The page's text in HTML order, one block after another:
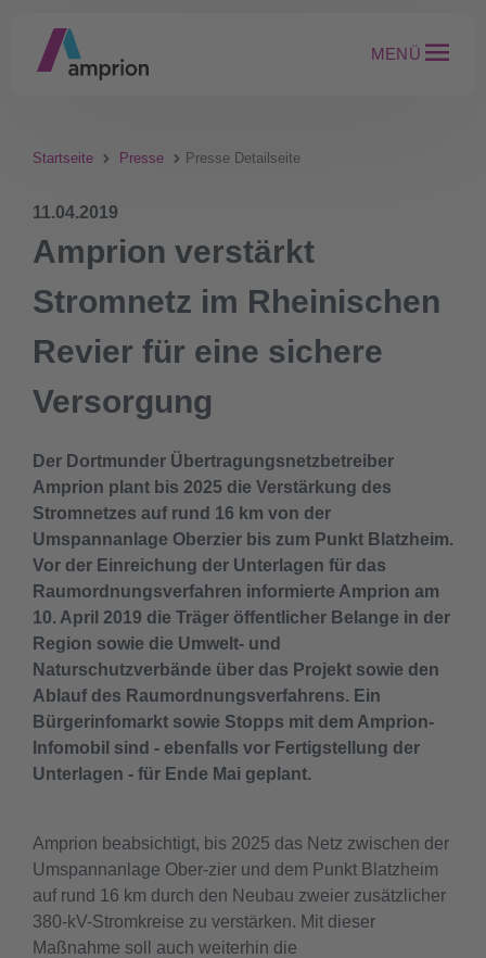
MENÜ
Startseite Presse Presse Detailseite
11.04.2019
Amprion verstärkt
Stromnetz im Rheinischen
Revier für eine sichere
Versorgung
Der Dortmunder Übertragungsnetzbetreiber
Amprion plant bis 2025 die Verstärkung des
Stromnetzes auf rund 16 km von der
Umspannanlage Oberzier bis zum Punkt Blatzheim.
Vor der Einreichung der Unterlagen für das
Raumordnungsverfahren informierte Amprion am
10. April 2019 die Träger öffentlicher Belange in der
Region sowie die Umwelt- und
Naturschutzverbände über das Projekt sowie den
Ablauf des Raumordnungsverfahrens. Ein
Bürgerinfomarkt sowie Stopps mit dem Amprion-
Infomobil sind - ebenfalls vor Fertigstellung der
Unterlagen - für Ende Mai geplant.
Amprion beabsichtigt, bis 2025 das Netz zwischen der
Umspannanlage Ober-zier und dem Punkt Blatzheim
auf rund 16 km durch den Neubau zweier zusätzlicher
380-kV-Stromkreise zu verstärken. Mit dieser
Maßnahme soll auch weiterhin die